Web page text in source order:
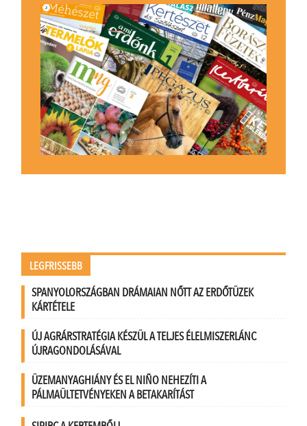
LEGFRISSEBB
SPANYOLORSZÁGBAN DRÁMAIAN NŐTT AZ ERDŐTÜZEK
KÁRTÉTELE
ÚJ AGRÁRSTRATÉGIA KÉSZÜL A TELJES ÉLELMISZERLÁNC
ÚJRAGONDOLÁSÁVAL
ÜZEMANYAGHIÁNY ÉS EL NIÑO NEHEZÍTI A
PÁLMAÜLTETVÉNYEKEN A BETAKARÍTÁST